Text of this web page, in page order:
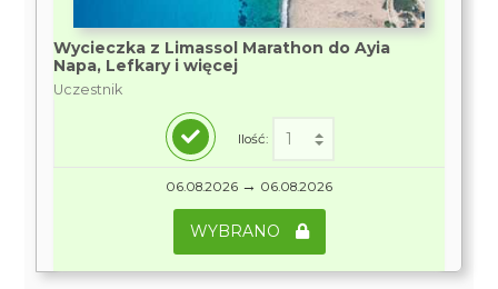
Wycieczka z Limassol Marathon do Ayia
Napa, Lefkary i więcej
Uczestnik
Ilość:
06.08.2026 → 06.08.2026
WYBRANO